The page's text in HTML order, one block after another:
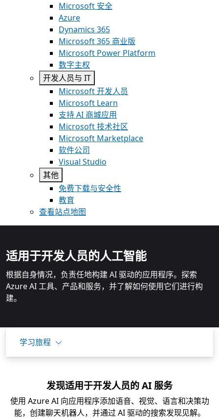
Microsoft 安全
Azure
Dynamics 365
Microsoft 365 商业版
Microsoft Power Platform
数字主权
开发人员与 IT
Microsoft 开发人员
Microsoft Learn
支持 AI 商城应用
Microsoft 技术社区
Microsoft Marketplace
软件公司
Visual Studio
其他
免费下载与安全性
教育
查看站点地图
适用于开发人员的人工智能
根据自身情况，负责任地构建 AI 驱动的应用程序。探索
Azure AI 工具、产品和服务，并了解如何使用它们进行构
建。
学习旅程
发现适用于开发人员的 AI 服务
使用 Azure AI 向应用程序添加语音、视觉、语言和决策功
能，创建聊天机器人，并通过 AI 驱动的搜索发现见解。